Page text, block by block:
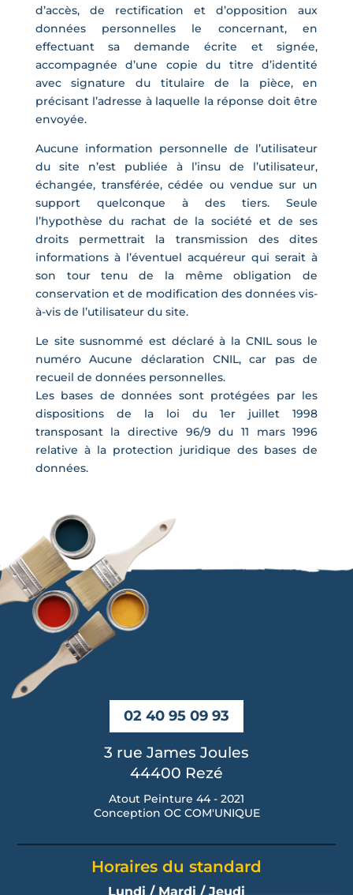
d’accès, de rectification et d’opposition aux
données personnelles le concernant, en
effectuant sa demande écrite et signée,
accompagnée d’une copie du titre d’identité
avec signature du titulaire de la pièce, en
précisant l’adresse à laquelle la réponse doit être
envoyée.
Aucune information personnelle de l’utilisateur
du site n’est publiée à l’insu de l’utilisateur,
échangée, transférée, cédée ou vendue sur un
support quelconque à des tiers. Seule
l’hypothèse du rachat de la société et de ses
droits permettrait la transmission des dites
informations à l’éventuel acquéreur qui serait à
son tour tenu de la même obligation de
conservation et de modification des données vis-
à-vis de l’utilisateur du site.
Le site susnommé est déclaré à la CNIL sous le
numéro Aucune déclaration CNIL, car pas de
recueil de données personnelles.
Les bases de données sont protégées par les
dispositions de la loi du 1er juillet 1998
transposant la directive 96/9 du 11 mars 1996
relative à la protection juridique des bases de
données.
02 40 95 09 93
3 rue James Joules
44400 Rezé
Atout Peinture 44 - 2021
Conception OC COM'UNIQUE
Horaires du standard
Lundi / Mardi / Jeudi